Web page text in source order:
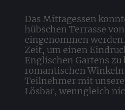
Das Mittagessen
hübschen Terrasse
eingenommen
Zeit, um einen
Englischen Gartens
romantischen
Teilnehmer mit
Lösbar, wenngleich